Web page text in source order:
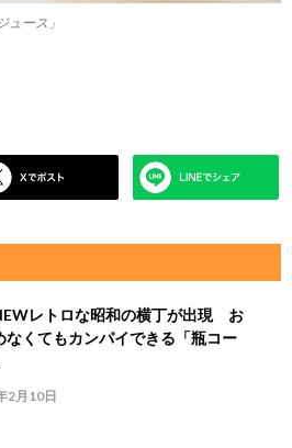
ュース」
レトロな昭和の横丁が出現 お
なくてもカンパイできる「瓶コー
2月10日